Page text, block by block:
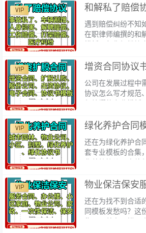
套用省时省力。【
VIP
和解私了赔偿
通工伤意外伤
解协议书
遇到赔偿纠纷不知
在职律师编撰的和
模板，帮你轻松搞
料亮点】覆盖交通
伤、意外伤害、医
VIP
增资合同协议
股认购合同范
案计划
公司在发展过程中
协议怎么写才规范
师编撰的专业模板
限公司等各类增资
板，Word格式可编
VIP
绿化养护合同
物业小区别墅
可编辑电子版
还在为绿化养护合
套专业模板的合集
化养护协议！由律
善，无风险使用
印，直接修改即可
VIP
物业保洁保安
Word办公楼物
家庭
还在为找不到合适
同模板发愁吗？这
集，覆盖办公楼、